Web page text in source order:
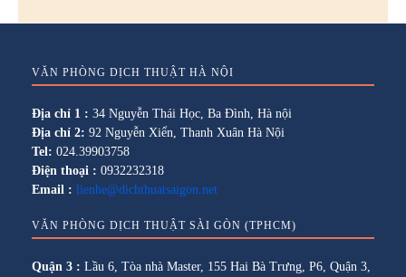
VĂN PHÒNG DỊCH THUẬT HÀ NỘI
Địa chỉ 1 : 34 Nguyễn Thái Học, Ba Đình, Hà nội
Địa chỉ 2: 92 Nguyễn Xiển, Thanh Xuân Hà Nội
Tel: 024.39903758
Điện thoại : 0932232318
Email : lienhe@dichthuatsaigon.net
VĂN PHÒNG DỊCH THUẬT SÀI GÒN (TPHCM)
Quận 3 : Lầu 6, Tòa nhà Master, 155 Hai Bà Trưng, P6, Quận 3,